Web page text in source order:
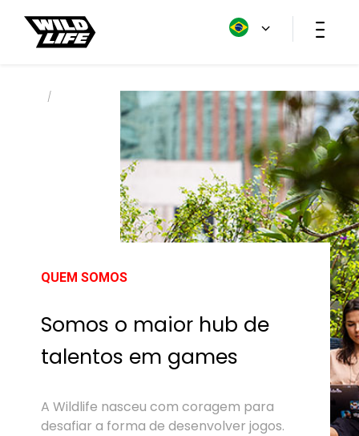
/ SALA DE IMPRENSA QUEM SOMOS
QUEM SOMOS
Somos o maior hub de
talentos em games
A Wildlife nasceu com coragem para
desafiar a forma de desenvolver jogos.